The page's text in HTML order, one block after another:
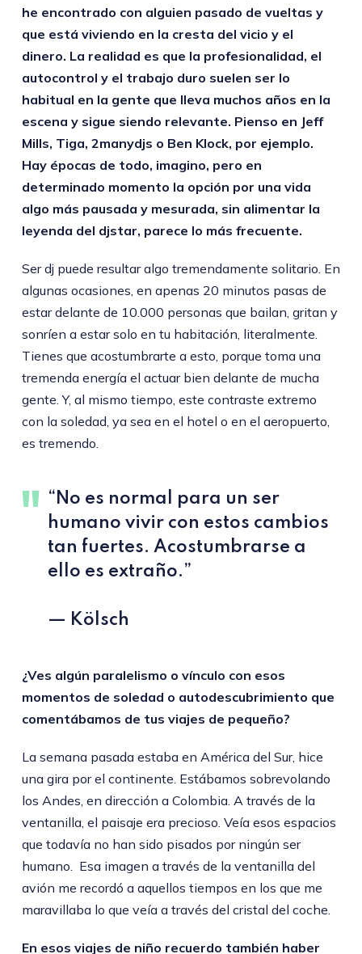
he encontrado con alguien pasado de vueltas y
que está viviendo en la cresta del vicio y el
dinero. La realidad es que la profesionalidad, el
autocontrol y el trabajo duro suelen ser lo
habitual en la gente que lleva muchos años en la
escena y sigue siendo relevante. Pienso en Jeff
Mills, Tiga, 2manydjs o Ben Klock, por ejemplo.
Hay épocas de todo, imagino, pero en
determinado momento la opción por una vida
algo más pausada y mesurada, sin alimentar la
leyenda del djstar, parece lo más frecuente.
Ser dj puede resultar algo tremendamente solitario. En
algunas ocasiones, en apenas 20 minutos pasas de
estar delante de 10.000 personas que bailan, gritan y
sonríen a estar solo en tu habitación, literalmente.
Tienes que acostumbrarte a esto, porque toma una
tremenda energía el actuar bien delante de mucha
gente. Y, al mismo tiempo, este contraste extremo
con la soledad, ya sea en el hotel o en el aeropuerto,
es tremendo.
“No es normal para un ser
humano vivir con estos cambios
tan fuertes. Acostumbrarse a
ello es extraño.”
— Kölsch
¿Ves algún paralelismo o vínculo con esos
momentos de soledad o autodescubrimiento que
comentábamos de tus viajes de pequeño?
La semana pasada estaba en América del Sur, hice
una gira por el continente. Estábamos sobrevolando
los Andes, en dirección a Colombia. A través de la
ventanilla, el paisaje era precioso. Veía esos espacios
que todavía no han sido pisados por ningún ser
humano. Esa imagen a través de la ventanilla del
avión me recordó a aquellos tiempos en los que me
maravillaba lo que veía a través del cristal del coche.
En esos viajes de niño recuerdo también haber